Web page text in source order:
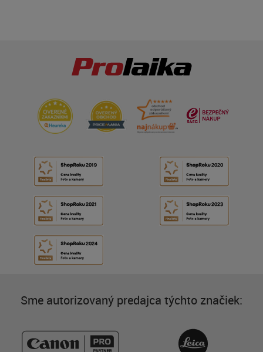
Sme autorizovaný predajca týchto značiek: